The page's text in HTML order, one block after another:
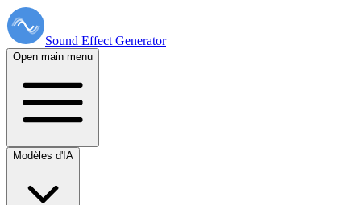
Sound Effect Generator
Open main menu
Modèles d'IA